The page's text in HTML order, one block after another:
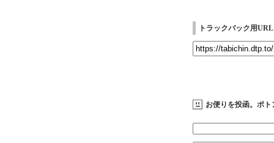
トラックバック用URL
お便りを投函。ポト